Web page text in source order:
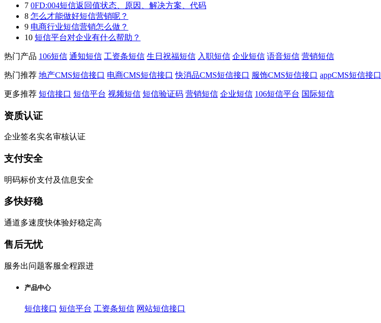
7 0FD:004短信返回值状态、原因、解决方案、代码
8 怎么才能做好短信营销呢？
9 电商行业短信营销怎么做？
10 短信平台对企业有什么帮助？
热门产品 106短信 通知短信 工资条短信 生日祝福短信 入职短信 企业短信 语音短信 营销短信
热门推荐 地产CMS短信接口 电商CMS短信接口 快消品CMS短信接口 服饰CMS短信接口 appCMS短信接口
更多推荐 短信接口 短信平台 视频短信 短信验证码 营销短信 企业短信 106短信平台 国际短信
资质认证
企业签名实名审核认证
支付安全
明码标价支付及信息安全
多快好稳
通道多速度快体验好稳定高
售后无忧
服务出问题客服全程跟进
产品中心
短信接口 短信平台 工资条短信 网站短信接口